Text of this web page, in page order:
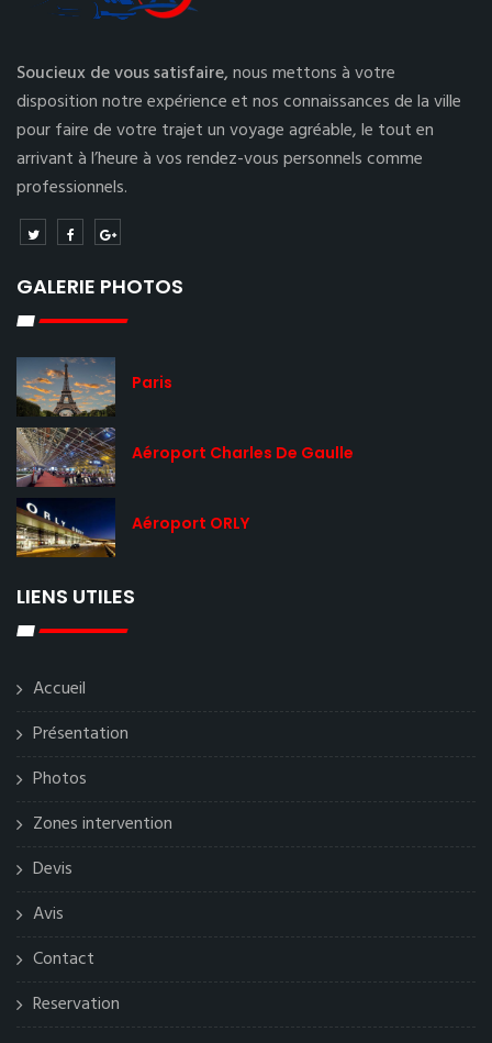
Soucieux de vous satisfaire,nous mettons à votre
disposition notre expérience et nos connaissances de la ville
pour faire de votre trajet un voyage agréable, le tout en
arrivant à l’heure à vos rendez-vous personnels comme
professionnels.
GALERIE PHOTOS
Paris
Aéroport Charles De Gaulle
Aéroport ORLY
LIENS UTILES
Accueil
Présentation
Photos
Zones intervention
Devis
Avis
Contact
Reservation